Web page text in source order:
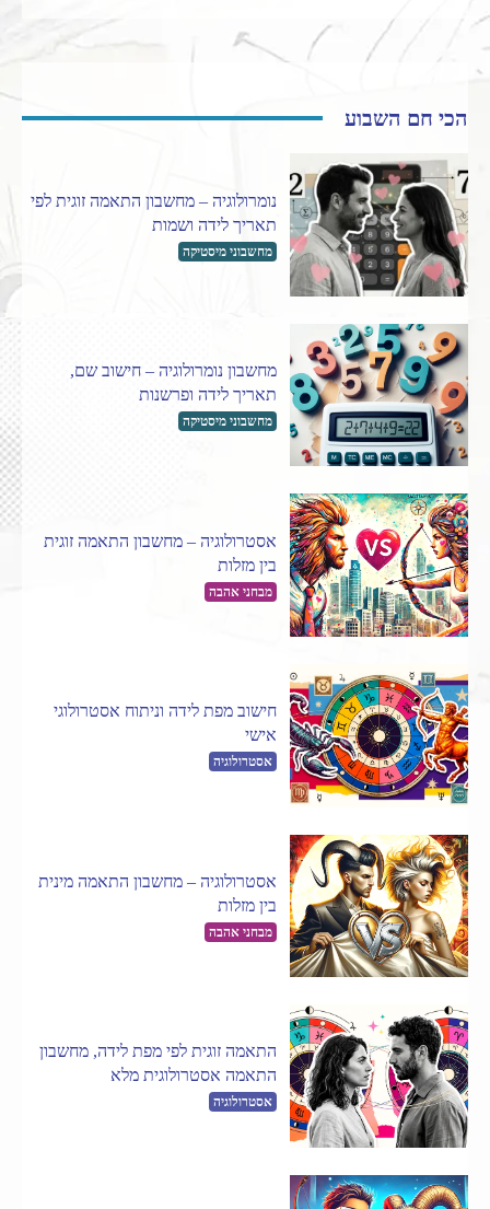
הכי חם השבוע
נומרולוגיה – מחשבון התאמה זוגית לפי
תאריך לידה ושמות
מחשבוני מיסטיקה
מחשבון נומרולוגיה – חישוב שם,
תאריך לידה ופרשנות
מחשבוני מיסטיקה
אסטרולוגיה – מחשבון התאמה זוגית
בין מזלות
מבחני אהבה
חישוב מפת לידה וניתוח אסטרולוגי
אישי
אסטרולוגיה
אסטרולוגיה – מחשבון התאמה מינית
בין מזלות
מבחני אהבה
התאמה זוגית לפי מפת לידה, מחשבון
התאמה אסטרולוגית מלא
אסטרולוגיה